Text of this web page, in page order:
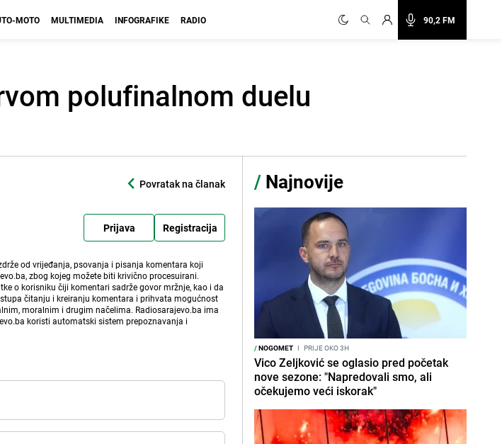
90,2 FM
MOTO MULTIMEDIA INFOGRAFIKE RADIO
polufinalnom duelu
Povratak na članak
Prijava Registracija
od vrijeđanja, psovanja i pisanja komentara koji
zbog kojeg možete biti krivično procesuirani.
o korisniku čiji komentari sadrže govor mržnje, kao i da
čitanju i kreiranju komentara i prihvata mogućnost
moralnim i drugim načelima. Radiosarajevo.ba ima
koristi automatski sistem prepoznavanja i
/ Najnovije
/NOGOMET I PRIJE OKO 3H
Vico Zeljković se oglasio pred početak
nove sezone: "Napredovali smo, ali
očekujemo veći iskorak"